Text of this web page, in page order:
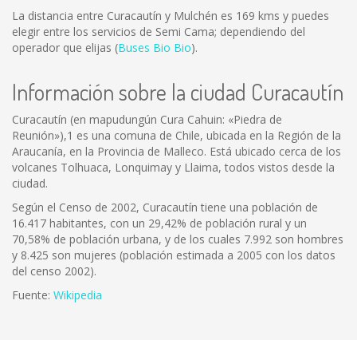
La distancia entre Curacautín y Mulchén es 169 kms y puedes
elegir entre los servicios de Semi Cama; dependiendo del
operador que elijas (Buses Bio Bio).
Información sobre la ciudad Curacautín
Curacautín (en mapudungún Cura Cahuin: «Piedra de
Reunión»),1 es una comuna de Chile, ubicada en la Región de la
Araucanía, en la Provincia de Malleco. Está ubicado cerca de los
volcanes Tolhuaca, Lonquimay y Llaima, todos vistos desde la
ciudad.
Según el Censo de 2002, Curacautín tiene una población de
16.417 habitantes, con un 29,42% de población rural y un
70,58% de población urbana, y de los cuales 7.992 son hombres
y 8.425 son mujeres (población estimada a 2005 con los datos
del censo 2002).
Fuente: Wikipedia